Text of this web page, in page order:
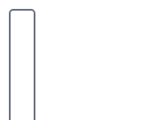
Решение тестов
Университета
Узнай стоимость - это